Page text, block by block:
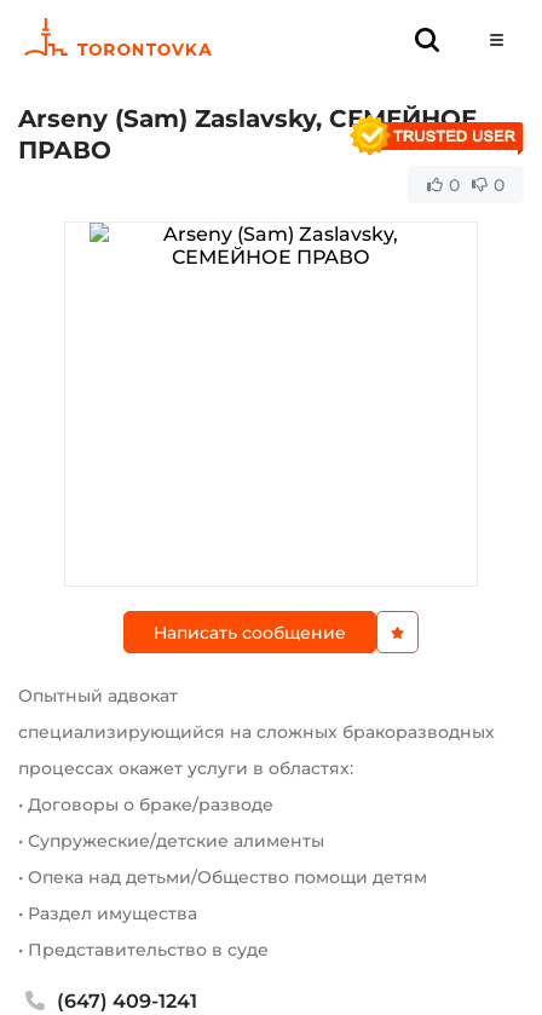
Arseny (Sam) Zaslavsky, СЕМЕЙНОЕ
ПРАВО
0 0
Написать сообщение
Опытный адвокат
специализирующийся на cложных бракоразводных
процессах окажет услуги в областях:
• Договоры о браке/разводе
• Супружеские/детские алименты
• Oпека над детьми/Общество помощи детям
• Раздел имущества
• Представительство в суде
(647) 409-1241